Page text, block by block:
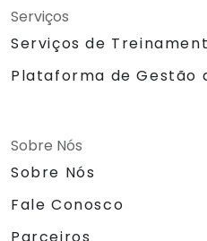
Serviços
Serviços de
Plataforma de Gestão
Sobre Nós
Sobre Nós
Fale Conosco